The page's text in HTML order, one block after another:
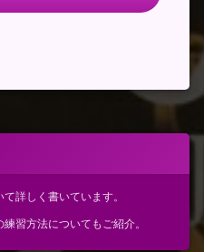
詳しく書いています。
習方法についてもご紹介。